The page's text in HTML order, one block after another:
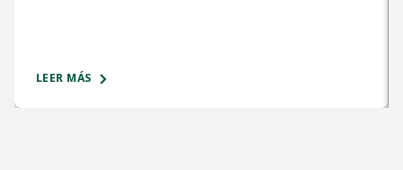
LEER MÁS